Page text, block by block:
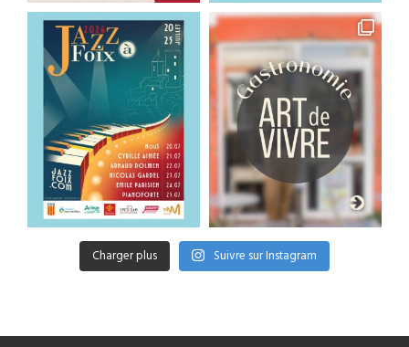
Charger plus Suivre sur Instagram